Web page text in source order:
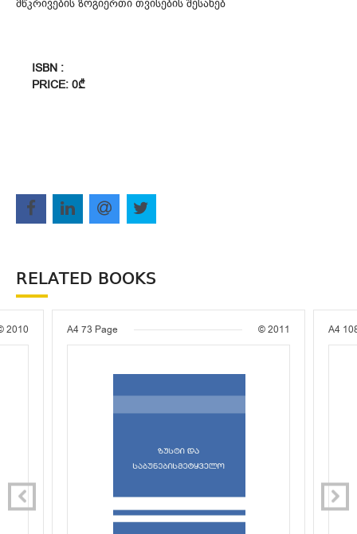
მწკრივების ზოგიერთი თვისების შესახებ
ISBN :
PRICE: 0₾
RELATED BOOKS
2010 A4 73 Page © 2011 A4